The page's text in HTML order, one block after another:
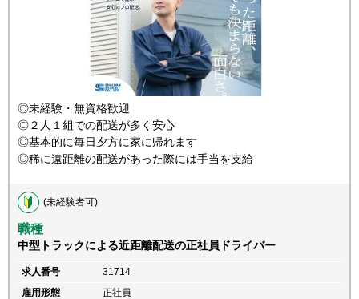
◎未経験・無資格歓迎
◎２人１組での配送が多く安心
◎基本的に毎日夕方に家に帰れます
◎稀に遠距離の配送があった際には手当を支給
(未経験者可)
職種
中型トラックによる近距離配送の正社員ドライバー
求人番号
31714
雇用形態
正社員